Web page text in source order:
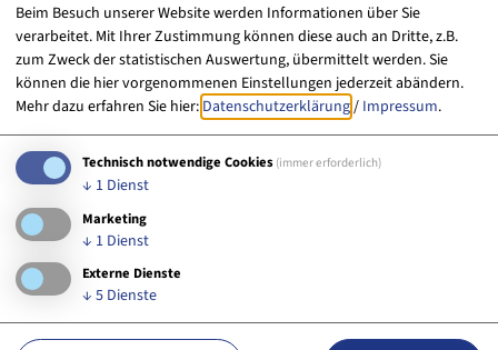
Möchten Sie von „OpenStreetMap/Leaflet“
bereitgestellte externe Inhalte laden?
Beim Besuch unserer Website werden Informationen über Sie
verarbeitet. Mit Ihrer Zustimmung können diese auch an Dritte, z.B.
zum Zweck der statistischen Auswertung, übermittelt werden. Sie
können die hier vorgenommenen Einstellungen jederzeit abändern.
Mehr dazu erfahren Sie hier: Datenschutzerklärung/ Impressum.
Technisch notwendige Cookies (immer erforderlich)
↓ 1 Dienst
Marketing
↓ 1 Dienst
Externe Dienste
↓ 5 Dienste